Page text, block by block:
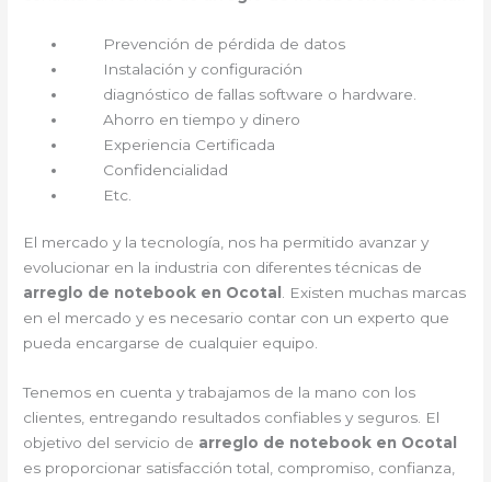
Prevención de pérdida de datos
Instalación y configuración
diagnóstico de fallas software o hardware.
Ahorro en tiempo y dinero
Experiencia Certificada
Confidencialidad
Etc.
El mercado y la tecnología, nos ha permitido avanzar y
evolucionar en la industria con diferentes técnicas de
arreglo de notebook en Ocotal . Existen muchas marcas
en el mercado y es necesario contar con un experto que
pueda encargarse de cualquier equipo.
Tenemos en cuenta y trabajamos de la mano con los
clientes, entregando resultados confiables y seguros. El
objetivo del servicio de arreglo de notebook en Ocotal
es proporcionar satisfacción total, compromiso, confianza,